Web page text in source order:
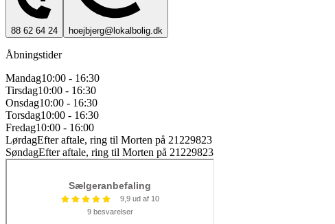
88 62 64 24 hoejbjerg@lokalbolig.dk
Åbningstider
Mandag10:00 - 16:30
Tirsdag10:00 - 16:30
Onsdag10:00 - 16:30
Torsdag10:00 - 16:30
Fredag10:00 - 16:00
LørdagEfter aftale, ring til Morten på 21229823
SøndagEfter aftale, ring til Morten på 21229823